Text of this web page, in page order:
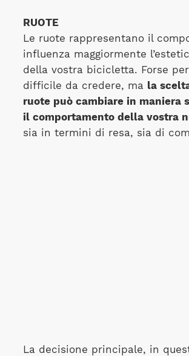
RUOTE
Le ruote rappresentano il
influenza maggiormente
della vostra bicicletta. Forse
difficile da credere, ma la
ruote può cambiare in maniera
il comportamento della vostra
sia in termini di resa, sia di
La decisione principale, in